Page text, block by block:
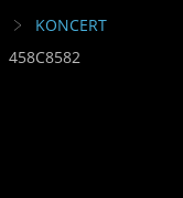
KONCERT
458C8582